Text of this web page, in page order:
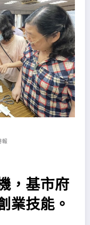
報
，基市府
業技能。